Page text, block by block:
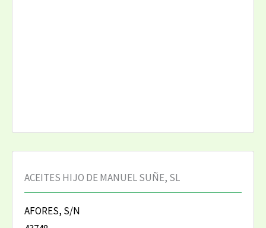
ACEITES HIJO DE MANUEL SUÑE, SL
AFORES, S/N